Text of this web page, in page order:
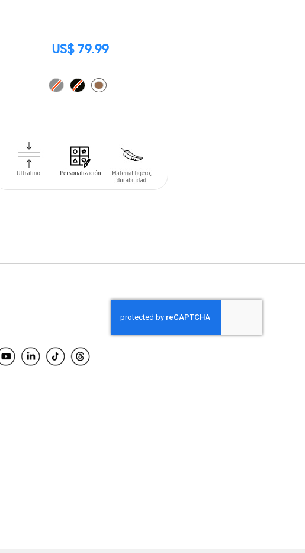
US$ 79.99